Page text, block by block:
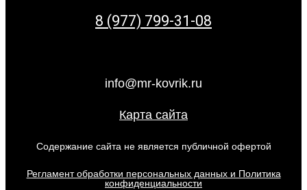
8 (977) 799-31-08
info@mr-kovrik.ru
Карта сайта
Содержание сайта не является публичной офертой
Регламент обработки персональных данных и Политика
конфиденциальности